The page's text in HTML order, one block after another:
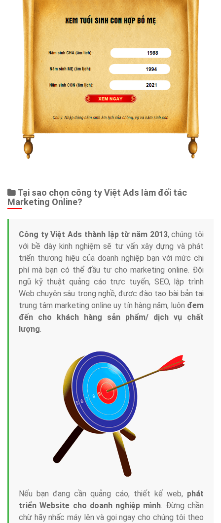
Tại sao chọn công ty Việt Ads làm đối tác
Marketing Online?
Công ty Việt Ads thành lập từ năm 2013, chúng tôi
với bề dày kinh nghiệm sẽ tư vấn xây dựng và phát
triển thương hiệu của doanh nghiệp bạn với mức chi
phí mà bạn có thể đầu tư cho marketing online. Đội
ngũ kỹ thuật quảng cáo trực tuyến, SEO, lập trình
Web chuyên sâu trong nghề, được đào tạo bài bản tại
trung tâm marketing online uy tín hàng năm, luôn đem
đến cho khách hàng sản phẩm/ dịch vụ chất
lượng.
Nếu bạn đang cần quảng cáo, thiết kế web, phát
triển Website cho doanh nghiệp mình. Đừng chần
chừ hãy nhấc máy lên và gọi ngay cho chúng tôi theo